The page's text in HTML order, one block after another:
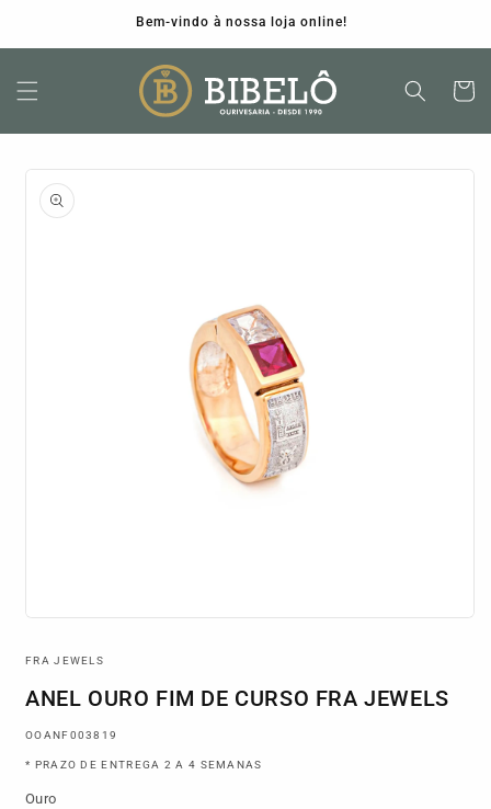
Bem-vindo à nossa loja online!
informação
do produto
multimédia
em
modal
FRA JEWELS
ANEL OURO FIM DE CURSO FRA JEWELS
SKU:
OOANF003819
* PRAZO DE ENTREGA 2 A 4 SEMANAS
Ouro